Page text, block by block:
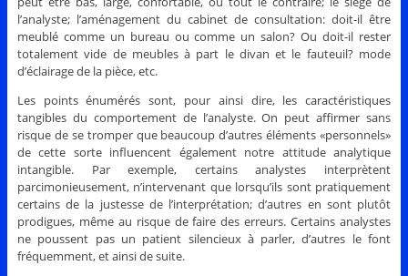
l’analyste; l’aménagement du cabinet de consultation: doit-il être
meublé comme un bureau ou comme un salon? Ou doit-il rester
totalement vide de meubles à part le divan et le fauteuil? mode
d’éclairage de la pièce, etc.
Les points énumérés sont, pour ainsi dire, les caractéristiques
tangibles du comportement de l’analyste. On peut affirmer sans
risque de se tromper que beaucoup d’autres éléments «personnels»
de cette sorte influencent également notre attitude analytique
intangible. Par exemple, certains analystes interprètent
parcimonieusement, n’intervenant que lorsqu’ils sont pratiquement
certains de la justesse de l’interprétation; d’autres en sont plutôt
prodigues, même au risque de faire des erreurs. Certains analystes
ne poussent pas un patient silencieux à parler, d’autres le font
fréquemment, et ainsi de suite.